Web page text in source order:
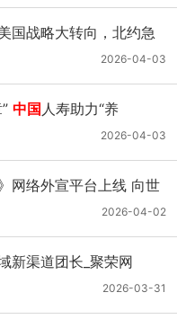
国战略大转向，北约急
2026-04-03
中国 人寿助力“养
寿险｜保险业_网易新闻
2026-04-03
网络外宣平台上线 向世
2026-04-02
新渠道团长_聚荣网
2026-03-31